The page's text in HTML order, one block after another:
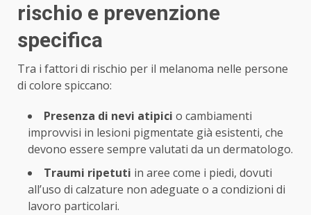
rischio e prevenzione
specifica
Tra i fattori di rischio per il melanoma nelle persone
di colore spiccano:
Presenza di nevi atipici o cambiamenti
improvvisi in lesioni pigmentate già esistenti, che
devono essere sempre valutati da un dermatologo.
Traumi ripetuti in aree come i piedi, dovuti
all’uso di calzature non adeguate o a condizioni di
lavoro particolari.